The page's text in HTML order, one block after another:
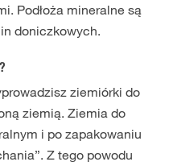
Podłoża mineralne są
doniczkowych.
ziemiórki do
ziemią. Ziemia do
i po zapakowaniu
Z tego powodu